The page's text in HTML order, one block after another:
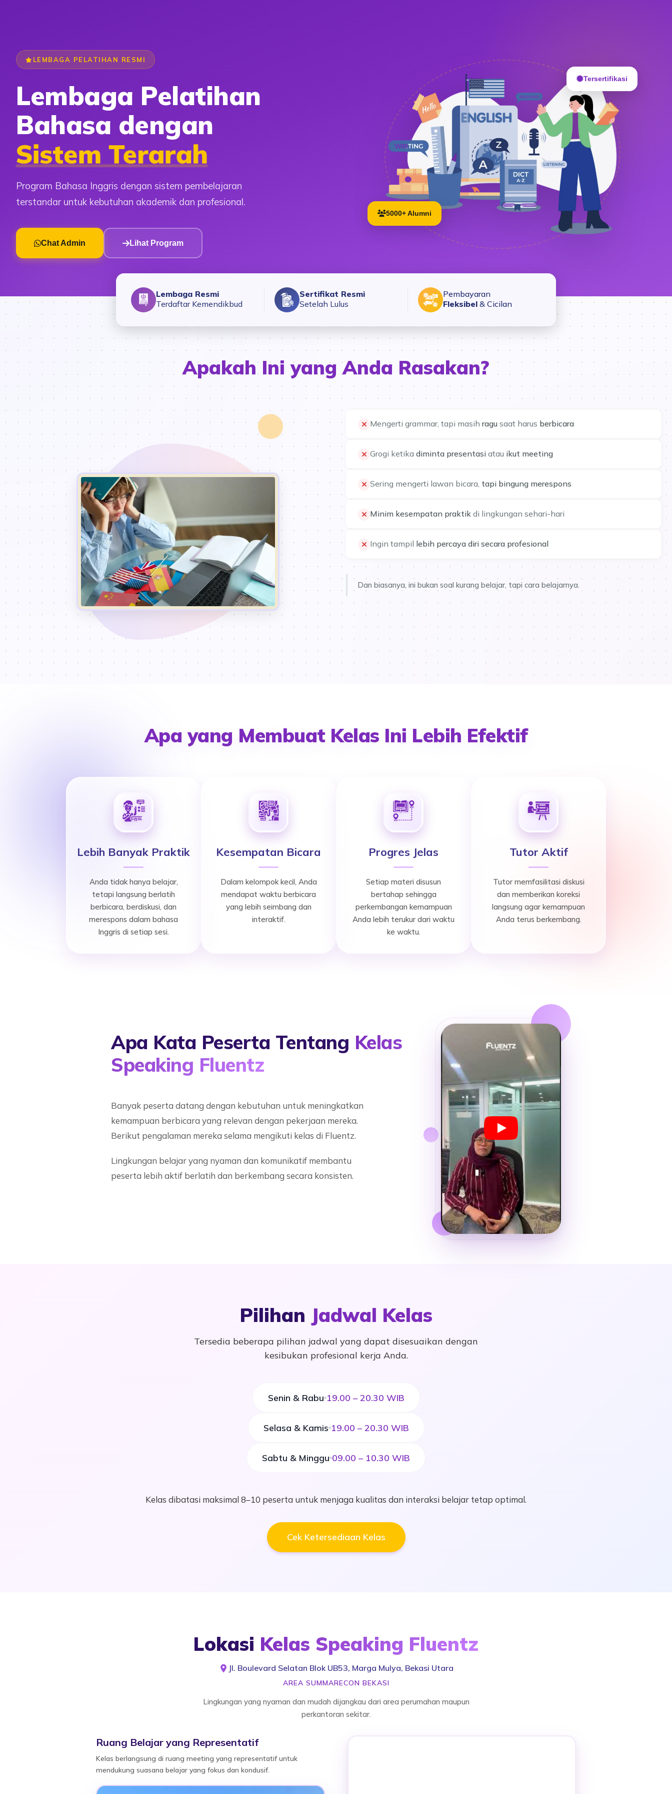
LEMBAGA PELATIHAN RESMI
Lembaga Pelatihan
Bahasa dengan
Sistem Terarah
Program Bahasa Inggris dengan sistem pembelajaran
terstandar untuk kebutuhan akademik dan profesional.
Chat Admin Lihat Program
Tersertifikasi
Lembaga Resmi
Terdaftar Kemendikbud
Sertifikat Resmi
Setelah Lulus
Pembayaran
Fleksibel & Cicilan
Apakah Ini yang Anda Rasakan?
Mengerti grammar, tapi masih ragu saat harus berbicara
Grogi ketika diminta presentasi atau ikut meeting
Sering mengerti lawan bicara, tapi bingung merespons
Minim kesempatan praktik di lingkungan sehari-hari
Ingin tampil lebih percaya diri secara profesional
Dan biasanya, ini bukan soal kurang belajar, tapi cara belajarnya.
Apa yang Membuat Kelas Ini Lebih Efektif
Lebih Banyak Praktik
Anda tidak hanya belajar,
tetapi langsung berlatih
berbicara, berdiskusi, dan
merespons dalam bahasa
Inggris di setiap sesi.
Kesempatan Bicara
Dalam kelompok kecil, Anda
mendapat waktu berbicara
yang lebih seimbang dan
interaktif.
Progres Jelas
Setiap materi disusun
bertahap sehingga
perkembangan kemampuan
Anda lebih terukur dari waktu
ke waktu.
Tutor Aktif
Tutor memfasilitasi diskusi
dan memberikan koreksi
langsung agar kemampuan
Anda terus berkembang.
Apa Kata Peserta Tentang Kelas
Speaking Fluentz
Banyak peserta datang dengan kebutuhan untuk meningkatkan
kemampuan berbicara yang relevan dengan pekerjaan mereka.
Berikut pengalaman mereka selama mengikuti kelas di Fluentz.
Lingkungan belajar yang nyaman dan komunikatif membantu
peserta lebih aktif berlatih dan berkembang secara konsisten.
Pilihan Jadwal Kelas
Tersedia beberapa pilihan jadwal yang dapat disesuaikan dengan
kesibukan profesional kerja Anda.
Senin & Rabu 19.00 – 20.30 WIB
Selasa & Kamis 19.00 – 20.30 WIB
Sabtu & Minggu 09.00 – 10.30 WIB
Kelas dibatasi maksimal 8–10 peserta untuk menjaga kualitas dan interaksi belajar tetap optimal.
Cek Ketersediaan Kelas
Lokasi Kelas Speaking Fluentz
Jl. Boulevard Selatan Blok UB53, Marga Mulya, Bekasi Utara
AREA SUMMARECON BEKASI
Lingkungan yang nyaman dan mudah dijangkau dari area perumahan maupun
perkantoran sekitar.
Ruang Belajar yang Representatif
Kelas berlangsung di ruang meeting yang representatif untuk
mendukung suasana belajar yang fokus dan kondusif.